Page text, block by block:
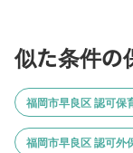
似た条件の
福岡市早良区 認可保
福岡市早良区 認可外